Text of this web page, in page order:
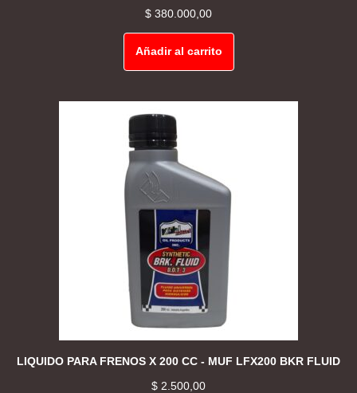
$ 380.000,00
Añadir al carrito
LIQUIDO PARA FRENOS X 200 CC - MUF LFX200 BKR FLUID
$ 2.500,00